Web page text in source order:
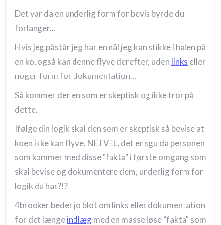
Det var da en underlig form for bevis byrde du
forlanger...
Hvis jeg påstår jeg har en nål jeg kan stikke i halen på
en ko, også kan denne flyve derefter, uden links eller
nogen form for dokumentation...
Så kommer der en som er skeptisk og ikke tror på
dette.
Ifølge din logik skal den som er skeptisk så bevise at
koen ikke kan flyve, NEJ VEL, det er sgu da personen
som kommer med disse "fakta" i første omgang som
skal bevise og dokumentere dem, underlig form for
logik du har?!?
4brooker beder jo blot om links eller dokumentation
for det længeindlægmed en masse løse "fakta" som